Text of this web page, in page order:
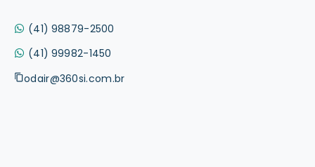
(41) 98879-2500
(41) 99982-1450
odair@360si.com.br